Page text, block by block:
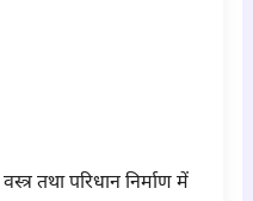
वस्त्र तथा परिधान निर्माण में